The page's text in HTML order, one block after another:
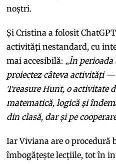
noștri.
Și Cristina a folosit
activități nestandard, cu
mai accesibilă: „În perioada
proiectez câteva activități
Treasure Hunt, o activitate
matematică, logică și
din clasă, dar și pe
Iar Viviana are o procedură
îmbogățește lecțiile, tot în